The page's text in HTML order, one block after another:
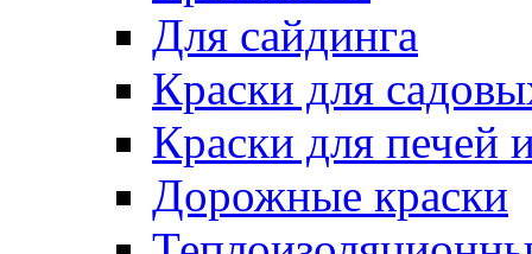
Для сайдинга
Краски для
Краски для печей
Дорожные краски